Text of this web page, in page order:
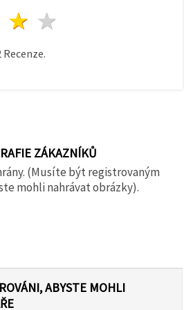
4 hvězdy
3 hvězdy
Recenze.
ZÁKAZNÍKŮ
(Musíte být registrovaným
mohli nahrávat obrázky).
ABYSTE MOHLI